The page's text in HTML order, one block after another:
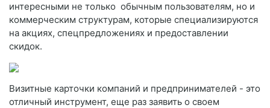
интересными не только обычным пользователям, но и
коммерческим структурам, которые специализируются
на акциях, спецпредложениях и предоставлении
скидок.
Визитные карточки компаний и предпринимателей - это
отличный инструмент, еще раз заявить о своем